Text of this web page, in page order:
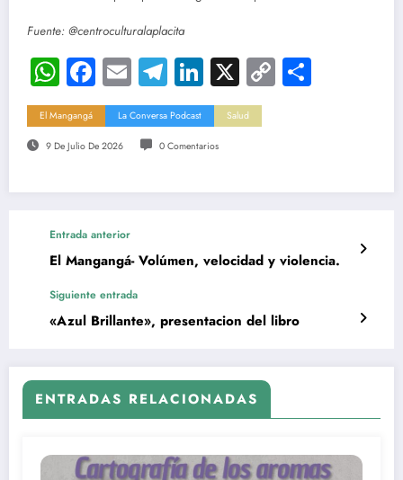
Fuente: @centroculturalaplacita
WhatsApp
Facebook
EmailTelegram
LinkedIn
X Copy
Link
El Mangangá La Conversa Podcast Salud
9 De Julio De 2026 0 Comentarios
Entrada anterior
El Mangangá- Volúmen, velocidad y violencia.
Siguiente entrada
«Azul Brillante», presentacion del libro
ENTRADAS RELACIONADAS